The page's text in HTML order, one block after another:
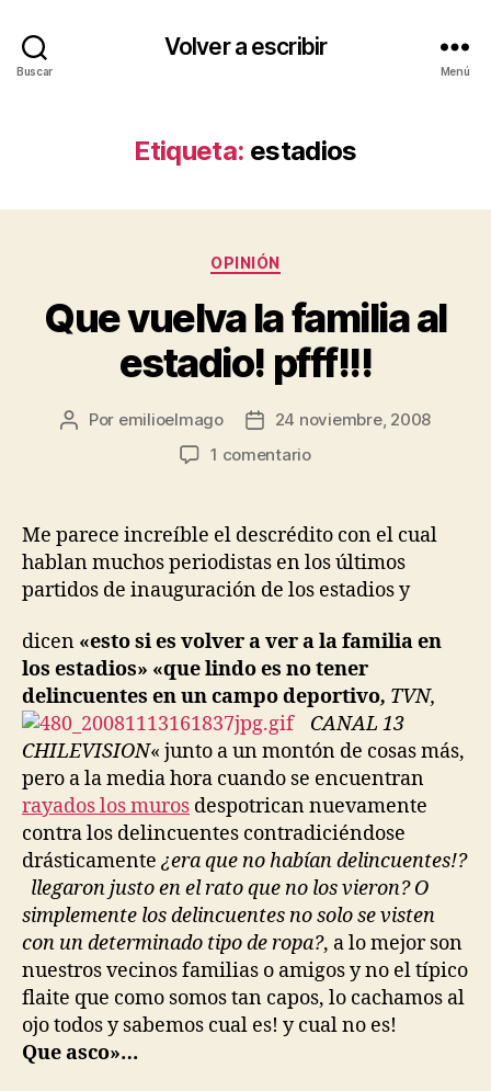
Buscar
Volver a escribir
Menú
Etiqueta: estadios
Categorías
OPINIÓN
Que vuelva la familia al
estadio! pfff!!!
Autor
Por emilioelmago
Fecha24 noviembre, 2008
1 comentarioen
la
familia
al
estadio!
Me parece increíble el descrédito con el cual
hablan muchos periodistas en los últimos
partidos de inauguración de los estadios y
dicen «esto sies volver a vera la familia en
los estadios» «que lindo es no tener
delincuentes en un campo deportivo, TVN,
CANAL 13
CHILEVISION« junto a un montón de cosas más,
pero a la media hora cuando se encuentran
rayados los muros despotrican nuevamente
contra los delincuentes contradiciéndose
drásticamente ¿era que no habían delincuentes!?
llegaron justo en el rato que no los vieron? O
simplemente los delincuentes no solo se visten
con un determinado tipo de ropa?, a lo mejor son
nuestros vecinos familias o amigos y no el típico
flaite que como somos tan capos, lo cachamos al
ojo todos y sabemos cual es! y cual no es!
Que asco»…